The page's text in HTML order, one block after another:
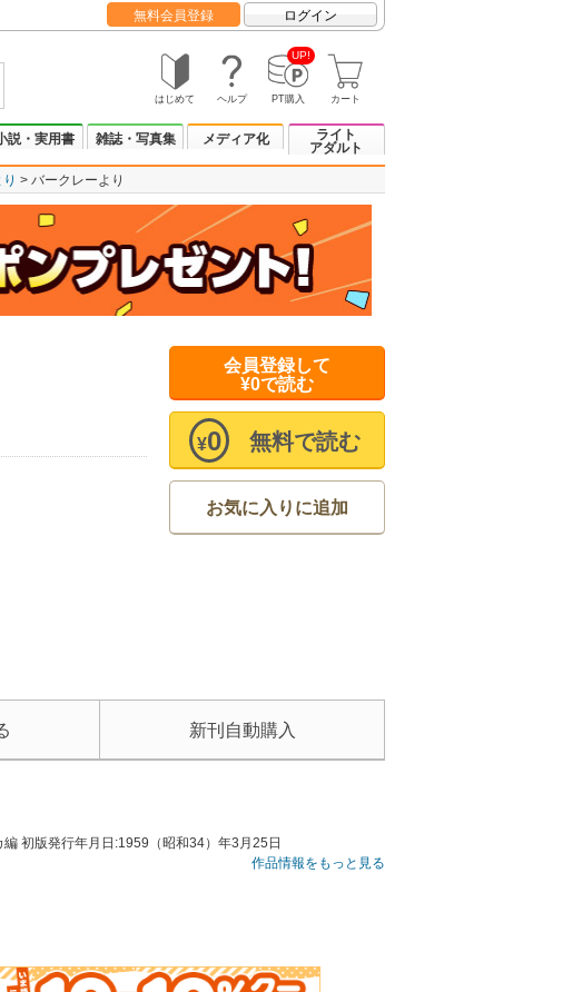
無料会員登録 ログイン
はじめて ヘルプ
UP!
PT購入 カート
説・実用書 雑誌・写真集 メディア化
ライト
アダルト
バークレーより
会員登録して
¥0で読む
無料で読む
¥0
お気に入りに追加
新刊自動購入
初版発行年月日:1959（昭和34）年3月25日
作品情報をもっと見る